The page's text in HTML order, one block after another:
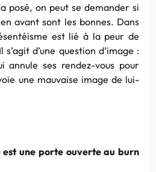
posé, on peut se demander si
avant sont les bonnes. Dans
est lié à la peur de
d’une question d’image :
annule ses rendez-vous pour
une mauvaise image de lui-
est une porte ouverte au burn